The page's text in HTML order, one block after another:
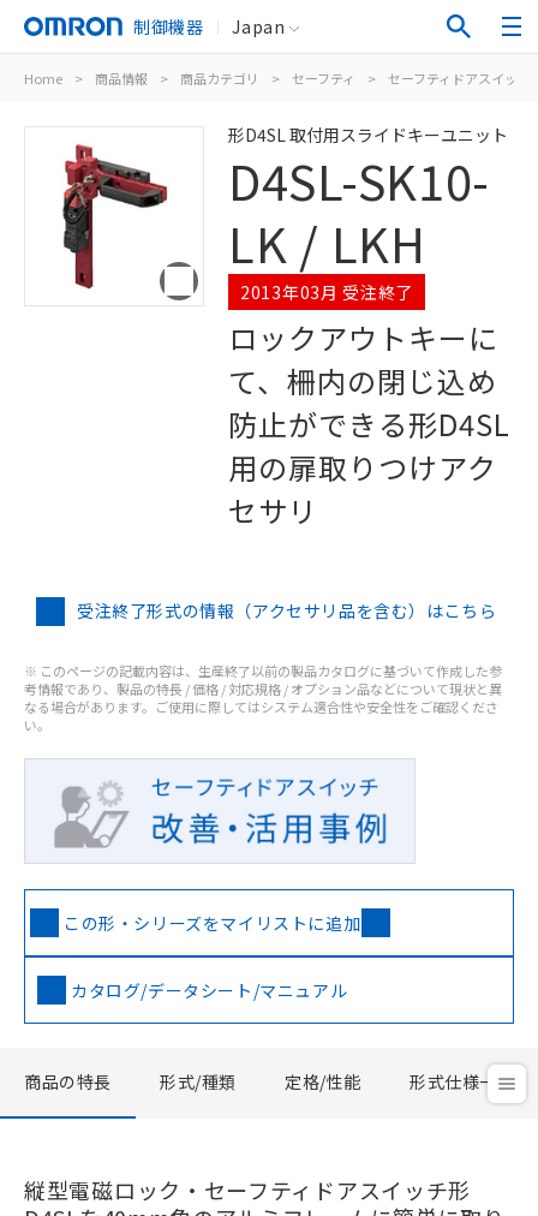
制御機器 Japan
Home > 商品情報 > 商品カテゴリ > セーフティ > セーフティドアスイッチ
形D4SL 取付用スライドキーユニット
D4SL-SK10-
LK / LKH
2013年03月 受注終了
ロックアウトキーに
て、柵内の閉じ込め
防止ができる形D4SL
用の扉取りつけアク
セサリ
受注終了形式の情報（アクセサリ品を含む）はこちら
※ このページの記載内容は、生産終了以前の製品カタログに基づいて作成した参
考情報であり、製品の特長 / 価格 / 対応規格 / オプション品などについて現状と異
なる場合があります。ご使用に際してはシステム適合性や安全性をご確認くださ
い。
この形・シリーズをマイリストに追加
カタログ/データシート/マニュアル
商品の特長 形式/種類 定格/性能 形式仕様一覧
縦型電磁ロック・セーフティドアスイッチ形